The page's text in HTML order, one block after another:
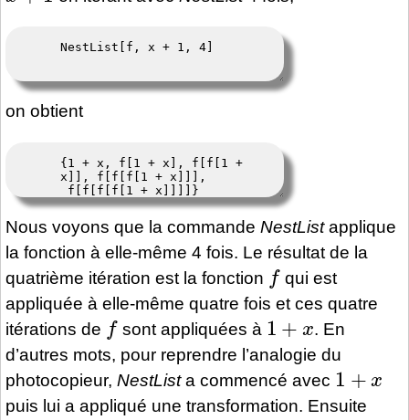
on obtient
Nous voyons que la commande NestListapplique
la fonction à elle-même 4 fois. Le résultat de la
quatrième itération est la fonction
f
qui est
appliquée à elle-même quatre fois et ces quatre
itérations de
f
sont appliquées à
1+x
. En
d’autres mots, pour reprendre l’analogie du
photocopieur, NestLista commencé avec
1
puis lui a appliqué une transformation. Ensuite